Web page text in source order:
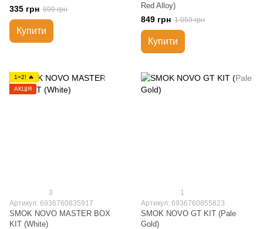
335 грн 699 грн
Купити
Red Alloy)
849 грн 1 059 грн
Купити
1=2! 🔥
АКЦІЯ
3
Артикул: 6936760835917
SMOK NOVO MASTER BOX
KIT (White)
1
Артикул: 6936760855823
SMOK NOVO GT KIT (Pale
Gold)